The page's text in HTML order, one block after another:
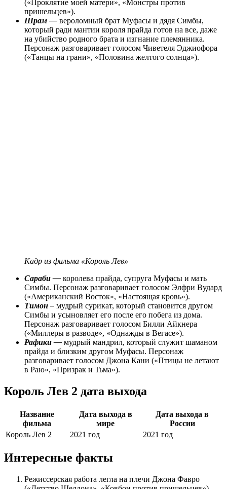
(«Проклятие моей матери», «Монстры против
пришельцев»).
Шрам — вероломный брат Муфасы и дядя Симбы,
который ради мантии короля прайда готов на все, даже
на убийство родного брата и изгнание племянника.
Персонаж разговаривает голосом Чиветеля Эджиофора
(«Танцы на грани», «Половина желтого солнца»).
Кадр из фильма «Король Лев»
Сараби — королева прайда, супруга Муфасы и мать
Симбы. Персонаж разговаривает голосом Элфри Вудард
(«Американский Восток», «Настоящая кровь»).
Тимон – мудрый сурикат, который становится другом
Симбы и усыновляет его после его побега из дома.
Персонаж разговаривает голосом Билли Айкнера
(«Миллеры в разводе», «Однажды в Вегасе»).
Рафики — мудрый мандрил, который служит шаманом
прайда и близким другом Муфасы. Персонаж
разговаривает голосом Джона Кани («Птицы не летают
в Раю», «Призрак и Тьма»).
Король Лев 2 дата выхода
Название
фильма
Дата выхода в
мире
Дата выхода в
России
Король Лев 2
2021 год 2021 год
Интересные факты
Режиссерская работа легла на плечи Джона Фавро